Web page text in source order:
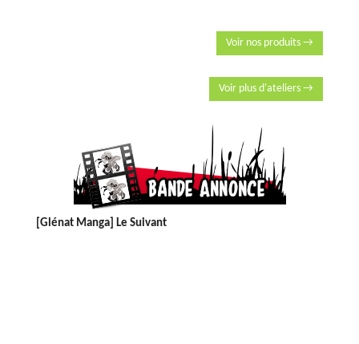
Voir nos produits →
Voir plus d'ateliers →
[Glénat Manga] Le Suivant